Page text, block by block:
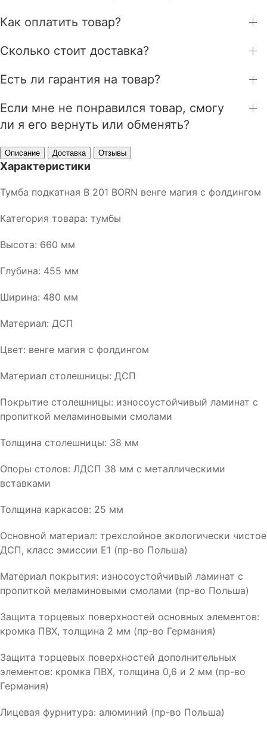
Как оплатить товар?
Сколько стоит доставка?
Есть ли гарантия на товар?
Если мне не понравился товар, смогу
ли я его вернуть или обменять?
Описание Доставка Отзывы
Характеристики
Тумба подкатная B 201 BORN венге магия с фолдингом
Категория товара: тумбы
Высота: 660 мм
Глубина: 455 мм
Ширина: 480 мм
Материал: ДСП
Цвет: венге магия с фолдингом
Материал столешницы: ДСП
Покрытие столешницы: износоустойчивый ламинат с
пропиткой меламиновыми смолами
Толщина столешницы: 38 мм
Опоры столов: ЛДСП 38 мм с металлическими
вставками
Толщина каркасов: 25 мм
Основной материал: трехслойное экологически чистое
ДСП, класс эмиссии Е1 (пр-во Польша)
Материал покрытия: износоустойчивый ламинат с
пропиткой меламиновыми смолами (пр-во Польша)
Защита торцевых поверхностей основных элементов:
кромка ПВХ, толщина 2 мм (пр-во Германия)
Защита торцевых поверхностей дополнительных
элементов: кромка ПВХ, толщина 0,6 и 2 мм (пр-во
Германия)
Лицевая фурнитура: алюминий (пр-во Польша)